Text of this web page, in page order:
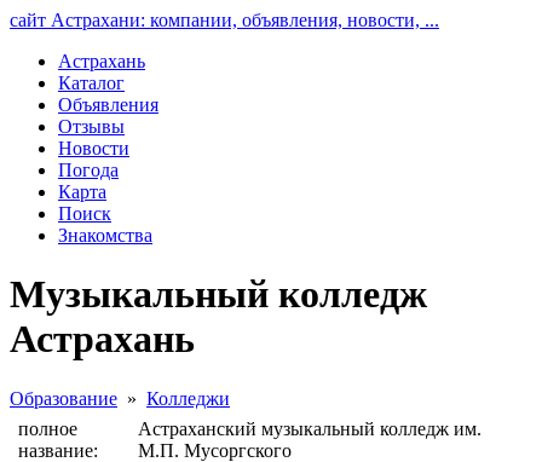
сайт Астрахани: компании, объявления, новости, ...
Астрахань
Каталог
Объявления
Отзывы
Новости
Погода
Карта
Поиск
Знакомства
Музыкальный колледж
Астрахань
Образование » Колледжи
полное
название:
Астраханский музыкальный колледж им.
М.П. Мусоргского